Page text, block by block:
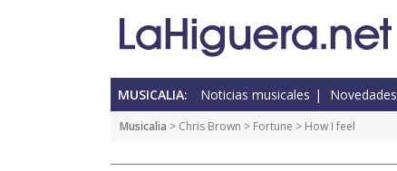
MUSICALIA: Noticias musicales Novedades
Musicalia > Chris Brown > Fortune > How I feel